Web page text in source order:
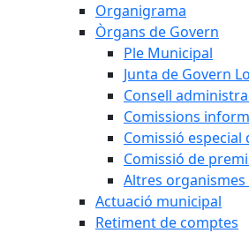
Organigrama
Òrgans de Govern
Ple Municipal
Junta de Govern
Consell
Comissions
Comissió especial
Comissió de
Altres organismes
Actuació municipal
Retiment de comptes